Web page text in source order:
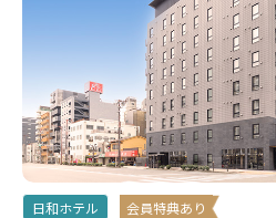
日和ホテル 会員特典あり